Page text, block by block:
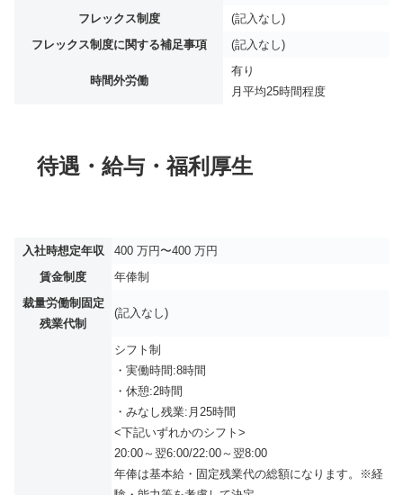
フレックス制度
(記入なし)
フレックス制度に関する補足事項
(記入なし)
時間外労働
有り
月平均25時間程度
待遇・給与・福利厚生
入社時想定年収
400 万円〜400 万円
賃金制度
年俸制
裁量労働制固定
残業代制
(記入なし)
シフト制
・実働時間:8時間
・休憩:2時間
・みなし残業:月25時間
<下記いずれかのシフト>
20:00～翌6:00/22:00～翌8:00
年俸は基本給・固定残業代の総額になります。※経